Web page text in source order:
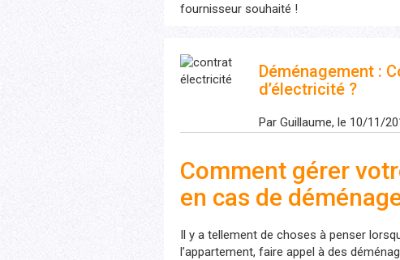
fournisseur souhaité !
Déménagement :
d’électricité ?
Par Guillaume, le 10/11/
Comment gérer
en cas de
Il y a tellement de choses à penser
l’appartement, faire appel à des